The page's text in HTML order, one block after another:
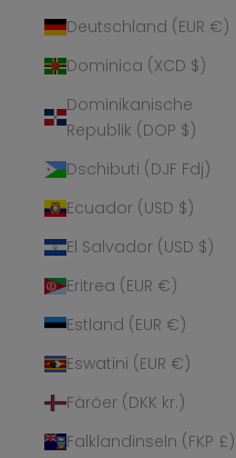
Deutschland (EUR €)
Dominica (XCD $)
Dominikanische
Republik (DOP $)
Dschibuti (DJF Fdj)
Ecuador (USD $)
El Salvador (USD $)
Eritrea (EUR €)
Estland (EUR €)
Eswatini (EUR €)
Färöer (DKK kr.)
Falklandinseln (FKP £)